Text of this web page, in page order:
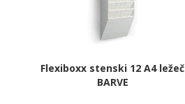
Flexiboxx stenski 12 A4 ležeč
BARVE